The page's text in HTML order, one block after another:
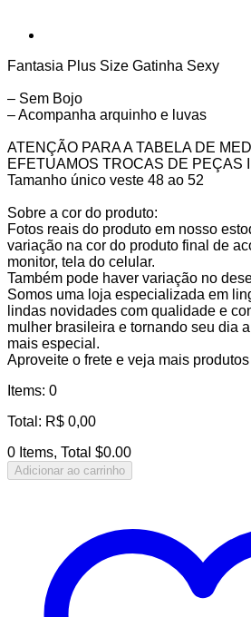
Fantasia Plus Size Gatinha Sexy
– Sem Bojo
– Acompanha arquinho e luvas
ATENÇÃO PARA A TABELA DE
EFETUAMOS TROCAS DE PEÇAS
Tamanho único veste 48 ao 52
Sobre a cor do produto:
Fotos reais do produto em nosso
variação na cor do produto final de
monitor, tela do celular.
Também pode haver variação no
Somos uma loja especializada em
lindas novidades com qualidade e
mulher brasileira e tornando seu dia
mais especial.
Aproveite o frete e veja mais
Items: 0
Total : R$ 0,00
0 Items, Total $0.00
Adicionar ao carrinho